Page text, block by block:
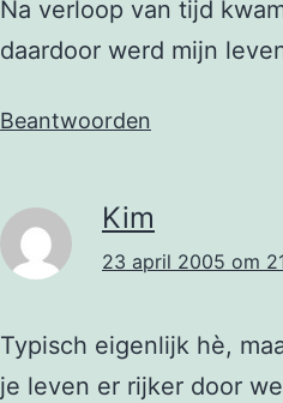
Na verloop van tijd
daardoor werd mijn
Beantwoorden
Kim
23 april 2005 om
Typisch eigenlijk hè,
je leven er rijker door